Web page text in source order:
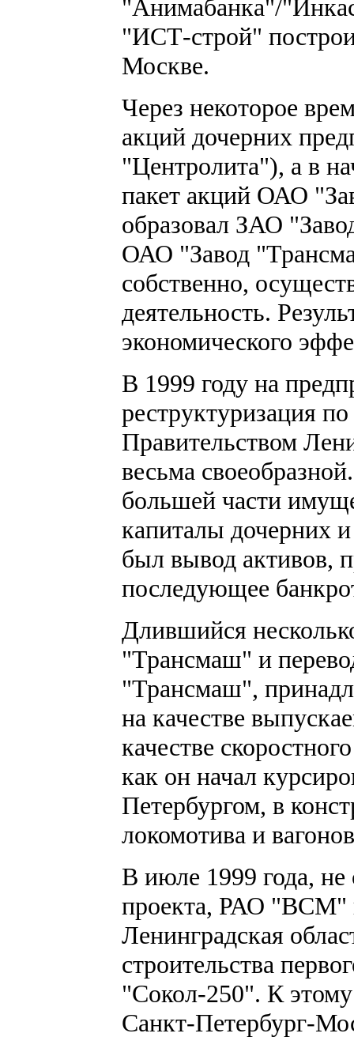
"Анимабанка"/
"ИСТ-строй"
Москве.
Через некоторое
акций дочерних
"Центролита"), а в
пакет акций ОАО
образовал ЗАО
ОАО "Завод
собственно,
деятельность.
экономического
В 1999 году на
реструктуризация
Правительством
весьма
большей части
капиталы дочерних
был вывод активов,
последующее
Длившийся
"Трансмаш" и
"Трансмаш",
на качестве
качестве
как он начал
Петербургом, в
локомотива и
В июле 1999 года, не
проекта, РАО "ВСМ"
Ленинградская
строительства
"Сокол-250". К
Санкт-Петербург-